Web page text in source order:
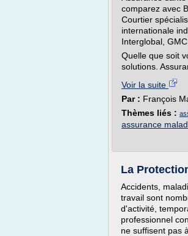
comparez avec
Courtier
internationale
Interglobal,
Quelle que soit
solutions.
Voir la suite
Par : François
Thèmes liés :
assurance
La
Accidents,
travail sont
d'activité,
professionnel
ne suffisent pas